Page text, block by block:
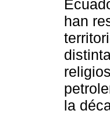
han
la